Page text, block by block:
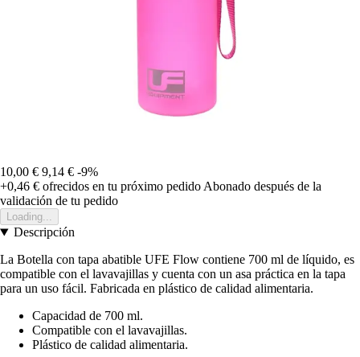
10,00 € 9,14 € -9%
+0,46 € ofrecidos en tu próximo pedido Abonado después de la
validación de tu pedido
Loading...
Descripción
La Botella con tapa abatible UFE Flow contiene 700 ml de líquido, es
compatible con el lavavajillas y cuenta con un asa práctica en la tapa
para un uso fácil. Fabricada en plástico de calidad alimentaria.
Capacidad de 700 ml.
Compatible con el lavavajillas.
Plástico de calidad alimentaria.